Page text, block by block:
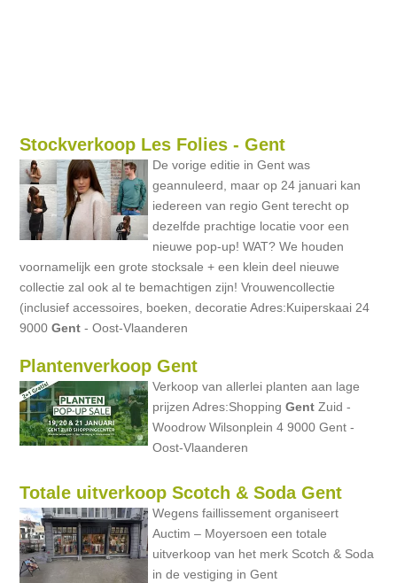
Stockverkoop Les Folies - Gent
De vorige editie in Gent was
geannuleerd, maar op 24 januari kan
iedereen van regio Gent terecht op
dezelfde prachtige locatie voor een
nieuwe pop-up! WAT? We houden
voornamelijk een grote stocksale + een klein deel nieuwe
collectie zal ook al te bemachtigen zijn! Vrouwencollectie
(inclusief accessoires, boeken, decoratie Adres:Kuiperskaai 24
9000Gent - Oost-Vlaanderen
Plantenverkoop Gent
Verkoop van allerlei planten aan lage
prijzen Adres:ShoppingGent Zuid -
Woodrow Wilsonplein 4 9000 Gent -
Oost-Vlaanderen
Totale uitverkoop Scotch & Soda Gent
Wegens faillissement organiseert
Auctim – Moyersoen een totale
uitverkoop van het merk Scotch & Soda
in de vestiging in Gent